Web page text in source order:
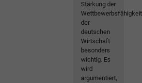
Stärkung der
Wettbewerbsfähigkeit
der
deutschen
Wirtschaft
besonders
wichtig. Es
wird
argumentiert,